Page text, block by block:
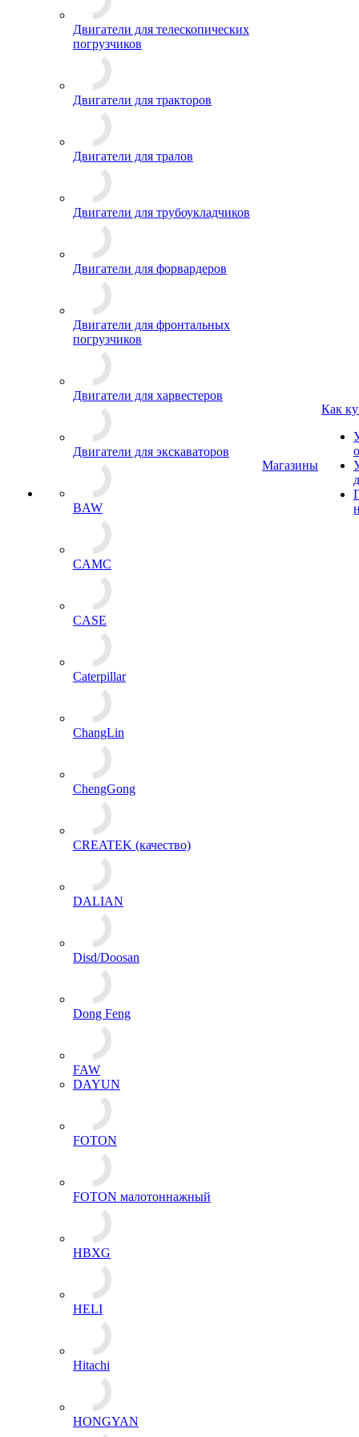
Двигатели для телескопических
погрузчиков
Двигатели для тракторов
Двигатели для тралов
Двигатели для трубоукладчиков
Двигатели для форвардеров
Двигатели для фронтальных
погрузчиков
Двигатели для харвестеров
Двигатели для экскаваторов
BAW
CAMC
CASE
Caterpillar
ChangLin
ChengGong
CREATEK (качество)
DALIAN
Disd/Doosan
Dong Feng
FAW
DAYUN
FOTON
FOTON малотоннажный
HBXG
HELI
Hitachi
HONGYAN
Магазины
Как